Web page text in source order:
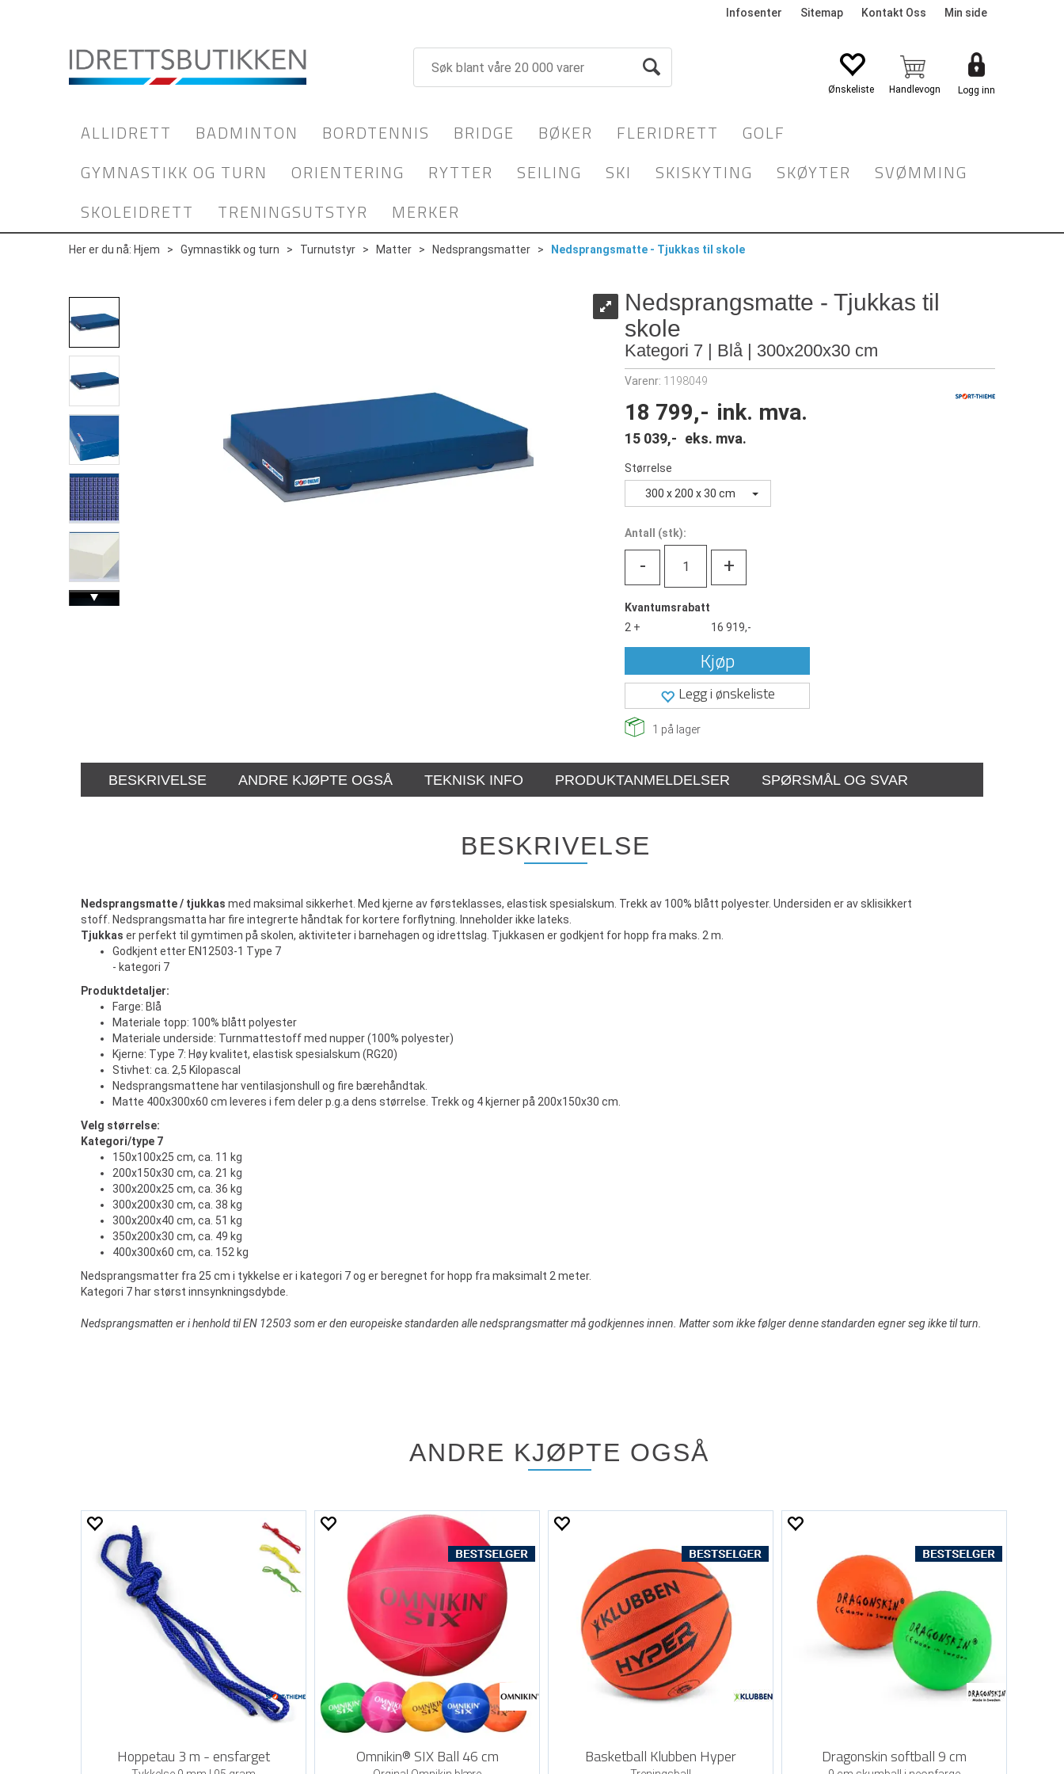
Infosenter Sitemap Kontakt Oss Min side
Logg inn
ALLIDRETT BADMINTON BORDTENNIS BRIDGE BØKER FLERIDRETT
GOLF
GYMNASTIKK OG TURN
ORIENTERING RYTTER SEILING SKI SKISKYTING SKØYTER
SVØMMING
SKOLEIDRETT
TRENINGSUTSTYR MERKER
Her er du nå: Hjem > Gymnastikk og turn > Turnutstyr > Matter > Nedsprangsmatter > Nedsprangsmatte - Tjukkas til skole
Nedsprangsmatte - Tjukkas til
skole
Kategori 7 | Blå | 300x200x30 cm
Varenr: 1198049
18 799,- ink. mva.
15 039,- eks. mva.
Størrelse
300 x 200 x 30 cm
Antall (stk):
- +
Kvantumsrabatt
2 +
16 919,-
Kjøp
Legg i ønskeliste
1 på lager
BESKRIVELSE ANDRE KJØPTE OGSÅ TEKNISK INFO PRODUKTANMELDELSER SPØRSMÅL OG SVAR
BESKRIVELSE
Nedsprangsmatte / tjukkas med maksimal sikkerhet. Med kjerne av førsteklasses, elastisk spesialskum. Trekk av 100% blått polyester. Undersiden er av sklisikkert
stoff. Nedsprangsmatta har fire integrerte håndtak for kortere forflytning. Inneholder ikke lateks.
Tjukkas er perfekt til gymtimen på skolen, aktiviteter i barnehagen og idrettslag. Tjukkasen er godkjent for hopp fra maks. 2 m.
Godkjent etter EN12503-1 Type 7
- kategori 7
Produktdetaljer:
Farge: Blå
Materiale topp: 100% blått polyester
Materiale underside: Turnmattestoff med nupper (100% polyester)
Kjerne: Type 7: Høy kvalitet, elastisk spesialskum (RG20)
Stivhet: ca. 2,5 Kilopascal
Nedsprangsmattene har ventilasjonshull og fire bærehåndtak.
Matte 400x300x60 cm leveres i fem deler p.g.a dens størrelse. Trekk og 4 kjerner på 200x150x30 cm.
Velg størrelse:
Kategori/type 7
150x100x25 cm, ca. 11 kg
200x150x30 cm, ca. 21 kg
300x200x25 cm, ca. 36 kg
300x200x30 cm, ca. 38 kg
300x200x40 cm, ca. 51 kg
350x200x30 cm, ca. 49 kg
400x300x60 cm, ca. 152 kg
Nedsprangsmatter fra 25 cm i tykkelse er i kategori 7 og er beregnet for hopp fra maksimalt 2 meter.
Kategori 7 har størst innsynkningsdybde.
Nedsprangsmatten er i henhold til EN 12503 som er den europeiske standarden alle nedsprangsmatter må godkjennes innen. Matter som ikke følger denne standarden egner seg ikke til turn.
ANDRE KJØPTE OGSÅ
Hoppetau 3 m - ensfarget Omnikin® SIX Ball 46 cm Basketball Klubben Hyper Dragonskin softball 9 cm